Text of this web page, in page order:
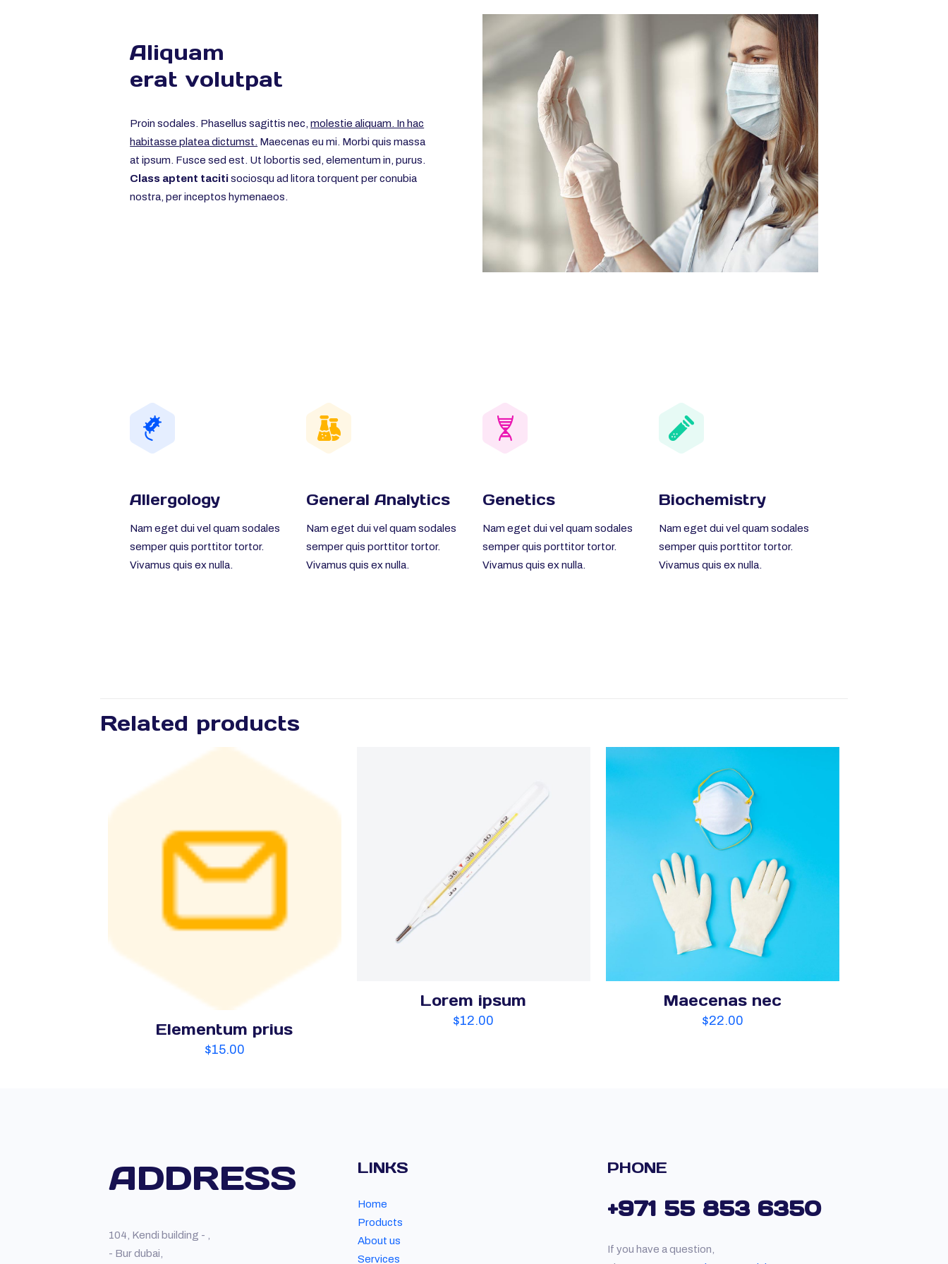
Aliquam
erat volutpat
Proin sodales. Phasellus sagittis nec,molestie aliquam. In hac
habitasse platea dictumst. Maecenas eu mi. Morbi quis massa
at ipsum. Fusce sed est. Ut lobortis sed, elementum in, purus.
Class aptent tacitisociosqu ad litora torquent per conubia
nostra, per inceptos hymenaeos.
Allergology
Nam eget dui vel quam sodales
semper quis porttitor tortor.
Vivamus quis ex nulla.
General Analytics
Nam eget dui vel quam sodales
semper quis porttitor tortor.
Vivamus quis ex nulla.
Genetics
Nam eget dui vel quam sodales
semper quis porttitor tortor.
Vivamus quis ex nulla.
Biochemistry
Nam eget dui vel quam sodales
semper quis porttitor tortor.
Vivamus quis ex nulla.
Related products
Elementum prius
$15.00
Lorem ipsum
$12.00
Maecenas nec
$22.00
ADDRESS
104, Kendi building - ,
- Bur dubai,
LINKS
Home
Products
About us
Services
PHONE
+971 55 853 6350
If you have a question,